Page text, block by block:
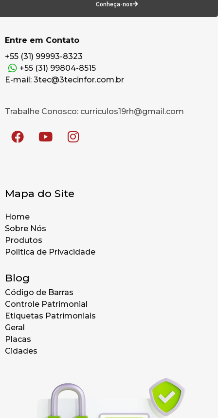
Conheça-nos
Entre em Contato
+55 (31) 99993-8323
+55 (31) 99804-8515
E-mail: 3tec@3tecinfor.com.br
Trabalhe Conosco: curriculos19rh@gmail.com
Mapa do Site
Home
Sobre Nós
Produtos
Politica de Privacidade
Blog
Código de Barras
Controle Patrimonial
Etiquetas Patrimoniais
Geral
Placas
Cidades